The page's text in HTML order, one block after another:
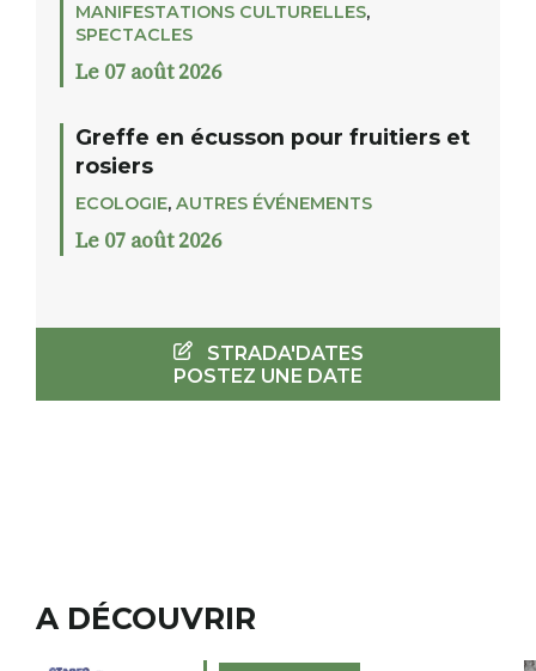
MANIFESTATIONS CULTURELLES,
SPECTACLES
Le 07 août 2026
Greffe en écusson pour fruitiers et
rosiers
ECOLOGIE, AUTRES ÉVÉNEMENTS
Le 07 août 2026
STRADA'DATES
POSTEZ UNE DATE
A DÉCOUVRIR